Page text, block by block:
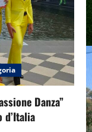
Danza”
d’Italia